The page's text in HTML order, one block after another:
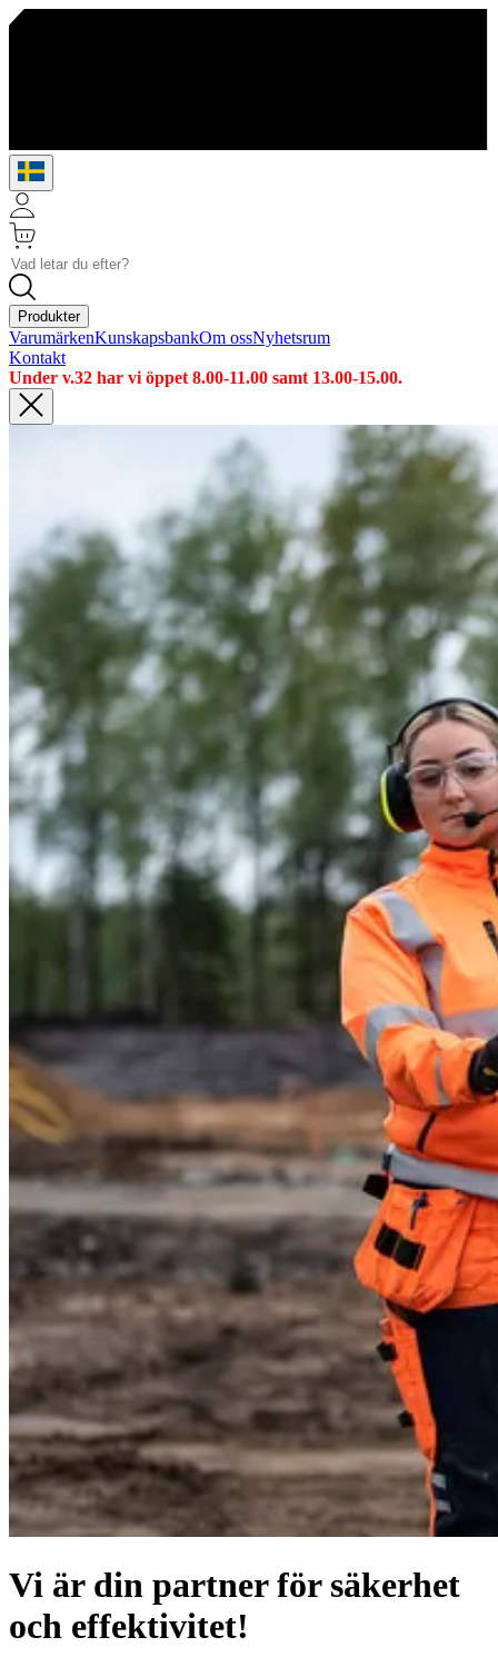
Produkter
VarumärkenKunskapsbankOm ossNyhetsrum
Kontakt
Under v.32 har vi öppet 8.00-11.00 samt 13.00-15.00.
Vi är din partner för säkerhet
och effektivitet!